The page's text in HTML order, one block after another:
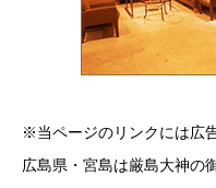
※当ページのリンクには広
広島県・宮島は厳島大神の